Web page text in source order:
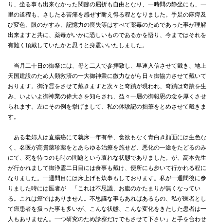
り、坐る事も出来なかった関節の屈折も自由となり、一時間の静坐にも、一
里の道程も、さしたる苦痛を感ぜず耐え得る程となりました。手足の麻痺及
び変色、眼のかすみ、記憶力の喪失等はすべて薬毒のためであった事が理解
出来ますと共に、薬毒がいかに恐しいものであるかを悟り、今まではそれを
有難く頂戴していたかと思うと身震いいたしました。
当月二十日の御祭には、母と二人で参拝致し、早速入信させて戴き、地上
天国建設のため人類救済の一大御神業に微力ながら日々御協力させて戴いて
おります。御浄霊をさせて戴きますと次々と奇蹟が現われ、奇蹟は奇蹟を生
み、いよいよ御神業の偉大さを知らされ、益々一層の御報恩の念を厚くさせ
られます。左にその例を挙げまして、私の体験記の拙筆をとめさせて戴きま
す。
ある老婦人は直腸癌にて就床一年有半、食欲もなく青白き顔面には生色な
く、名医が高貴薬珍薬をとあらゆる治療を施せど、悪化の一途をたどるのみ
にて、死を待つのも時の問題という哀れな状態でありました。が、高本先生
が行かれまして御浄霊二日目には食事も戴け、便所にも歩いて行かれる程に
なりました。一週間目には床上げも炊事もしております。私が一週間後に参
りました時には医者が 「これは不思議、お腹のかたまりが無くなってい
る。これは癌ではありません。不思議な事もあればあるもの、私が医者とし
て癌患者を扱った事も多いが、こんな状態、こんな変化をきたした患者は一
人もありません。一つ研究のため診察だけでもさせて下さい」と手を合わせ